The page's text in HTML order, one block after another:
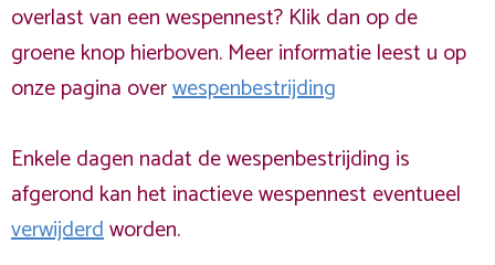
overlast van een wespennest? Klik dan op de
groene knop hierboven. Meer informatie leest u op
onze pagina overwespenbestrijding
Enkele dagen nadat de wespenbestrijding is
afgerond kan het inactieve wespennest eventueel
verwijderdworden.